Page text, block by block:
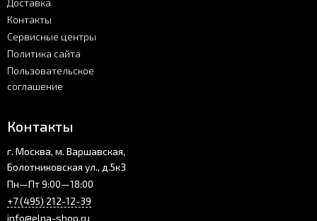
Доставка
Контакты
Сервисные центры
Политика сайта
Пользовательское
соглашение
Контакты
г. Москва, м. Варшавская,
Болотниковская ул., д.5к3
Пн—Пт 9:00—18:00
+7 (495) 212-12-39
info@elna-shop.ru